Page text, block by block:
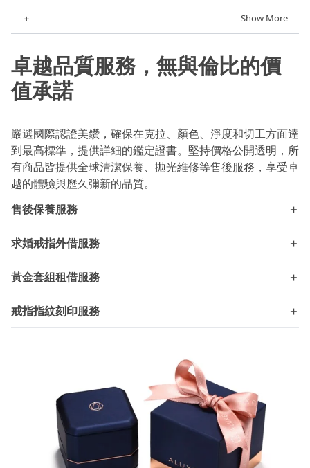
＋ Show More
卓越品質服務，無與倫比的價
值承諾
嚴選國際認證美鑽，確保在克拉、顏色、淨度和切工方面達
到最高標準，提供詳細的鑑定證書。堅持價格公開透明，所
有商品皆提供全球清潔保養、拋光維修等售後服務，享受卓
越的體驗與歷久彌新的品質。
售後保養服務
＋
求婚戒指外借服務 ＋
黃金套組租借服務 ＋
戒指指紋刻印服務 ＋